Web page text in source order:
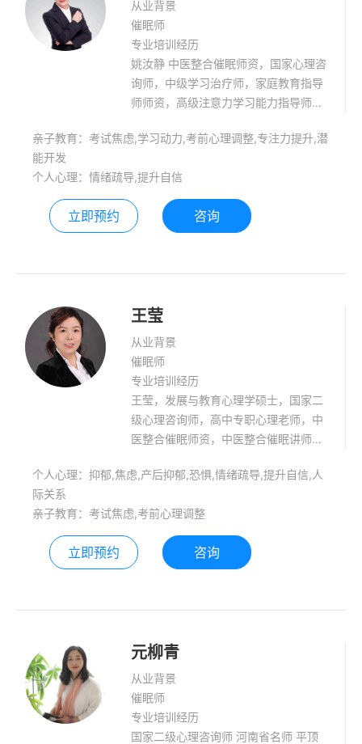
从业背景
催眠师
专业培训经历
姚汝静 中医整合催眠师资，国家心理咨
询师，中级学习治疗师，家庭教育指导
师师资，高级注意力学习能力指导师，
调师等。 擅长领域:儿童青少年学能训
态调整，团体辅导，家庭教育指导等。
亲子教育：考试焦虑,学习动力,考前心理调整,专注力提升,潜
能开发
个人心理：情绪疏导,提升自信
立即预约 咨询
王莹
从业背景
催眠师
专业培训经历
王莹，发展与教育心理学硕士，国家二
级心理咨询师，高中专职心理老师，中
医整合催眠师资，中医整合催眠讲师，
庭教育指导师，学习治疗师，中级社工
成员，一直在传播心理健康的路上，已
经帮助1000多名青少年走出困惑，也希
望通过心理学让更多人受益。
个人心理：抑郁,焦虑,产后抑郁,恐惧,情绪疏导,提升自信,人
际关系
亲子教育：考试焦虑,考前心理调整
立即预约 咨询
元柳青
从业背景
催眠师
专业培训经历
国家二级心理咨询师 河南省名师 平顶